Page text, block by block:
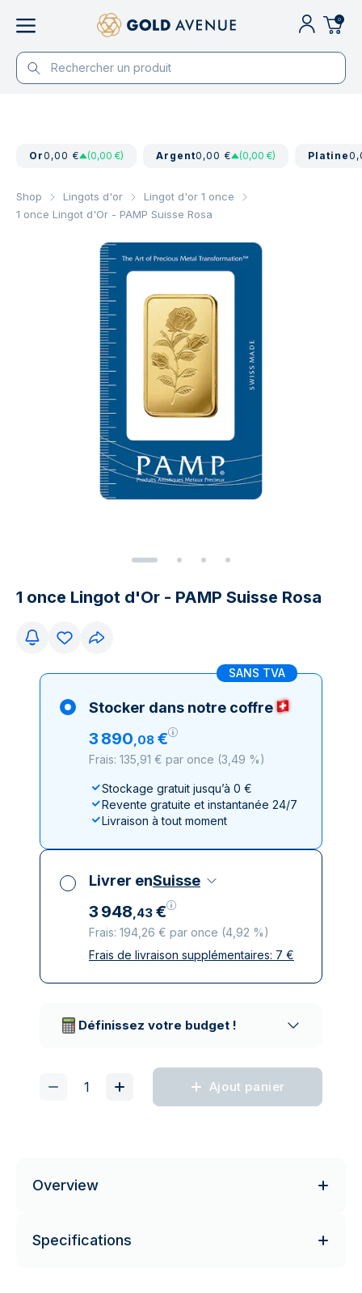
0
Or0,00 € (0,00 €) Argent0,00 € (0,00 €) Platine
Shop Lingots d'or
Lingot d'or 1 once
1 once Lingot d'Or - PAMP Suisse Rosa
1 once Lingot d'Or - PAMP Suisse Rosa
SANS TVA
Stocker dans notre coffre
3 890,08 €
Frais: 135,91 € par once (3,49 %)
Stockage gratuit jusqu’à 0 €
Revente gratuite et instantanée 24/7
Livraison à tout moment
Livrer enSuisse
3 948,43 €
Frais: 194,26 € par once (4,92 %)
Toutes taxes comprises
Frais de livraison supplémentaires: 7 €
Définissez votre budget !
Ajout panier
Overview
Specifications